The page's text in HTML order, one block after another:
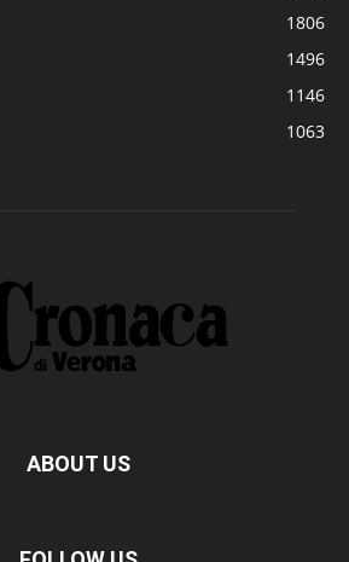
1806
1496
1146
1063
ABOUT US